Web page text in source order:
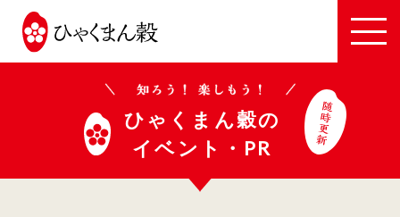
JA
全
農
い
し
か
わ
ひゃくまん穀の
イベント・PR